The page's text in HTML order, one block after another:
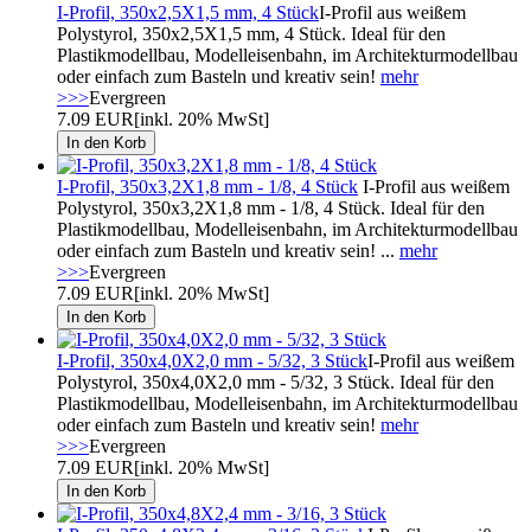
I-Profil, 350x2,5X1,5 mm, 4 StückI-Profil aus weißem
Polystyrol, 350x2,5X1,5 mm, 4 Stück. Ideal für den
Plastikmodellbau, Modelleisenbahn, im Architekturmodellbau
oder einfach zum Basteln und kreativ sein! mehr
>>>Evergreen
7.09 EUR[inkl. 20% MwSt]
I-Profil, 350x3,2X1,8 mm - 1/8, 4 Stück I-Profil aus weißem
Polystyrol, 350x3,2X1,8 mm - 1/8, 4 Stück. Ideal für den
Plastikmodellbau, Modelleisenbahn, im Architekturmodellbau
oder einfach zum Basteln und kreativ sein! ... mehr
>>>Evergreen
7.09 EUR[inkl. 20% MwSt]
I-Profil, 350x4,0X2,0 mm - 5/32, 3 StückI-Profil aus weißem
Polystyrol, 350x4,0X2,0 mm - 5/32, 3 Stück. Ideal für den
Plastikmodellbau, Modelleisenbahn, im Architekturmodellbau
oder einfach zum Basteln und kreativ sein! mehr
>>>Evergreen
7.09 EUR[inkl. 20% MwSt]